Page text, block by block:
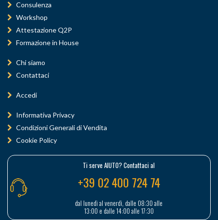
Consulenza
Workshop
Attestazione Q2P
Formazione in House
Chi siamo
Contattaci
Accedi
Informativa Privacy
Condizioni Generali di Vendita
Cookie Policy
Ti serve AIUTO? Contattaci al
+39 02 400 724 74
dal lunedì al venerdì, dalle 08:30 alle
13:00 e dalle 14:00 alle 17:30